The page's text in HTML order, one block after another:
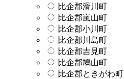
比企郡滑川町
比企郡嵐山町
比企郡小川町
比企郡川島町
比企郡吉見町
比企郡鳩山町
比企郡ときがわ町